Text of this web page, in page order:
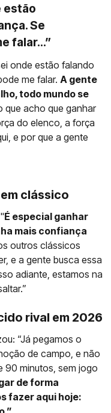
estão
Se
falar...”
onde estão falando
me falar. A gente
todo mundo se
que acho que ganhar
do elenco, a força
e por que a gente
clássico
É especial ganhar
mais confiança
outros clássicos
e a gente busca essa
adiante, estamos na
rival em 2026
“Já pegamos o
de campo, e não
90 minutos, sem jogo
de forma
fazer aqui hoje: